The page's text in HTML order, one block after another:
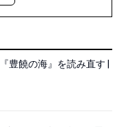
豊饒の海』を読み直す |